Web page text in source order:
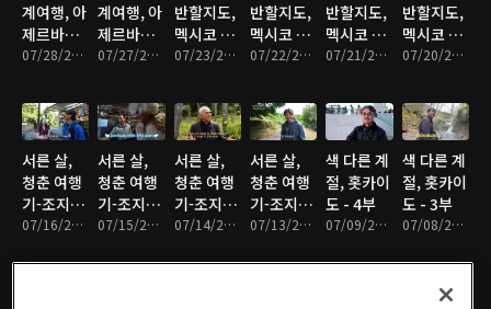
계여행, 아
제르바이
잔 - 2부07/28/2026 • 47분
계여행, 아
제르바이
잔 - 1부07/27/2026 • 47분
반할지도,
멕시코 - 4
부
07/23/2026 • 46분
반할지도,
멕시코 - 3
부
07/22/2026 • 46분
반할지도,
멕시코 - 2
부
07/21/2026 • 45분
반할지도,
멕시코 - 1
부
07/20/2026 • 46분
서른 살,
청춘 여행
기-조지아
- 4부
07/16/2026 • 47분
서른 살,
청춘 여행
기-조지아
- 3부
07/15/2026 • 47분
서른 살,
청춘 여행
기-조지아
- 2부
07/14/2026 • 47분
서른 살,
청춘 여행
기-조지아
- 1부
07/13/2026 • 47분
색 다른 계
절, 홋카이
도 - 4부
07/09/2026 • 46분
색 다른 계
절, 홋카이
도 - 3부
07/08/2026 • 46분